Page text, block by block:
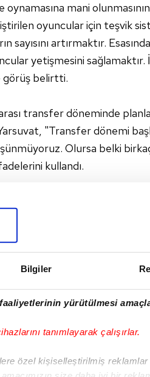
Bilgiler
yürütülmesi
tanımlayarak çalışırlar.
özel kişiselleştirilmiş
mani
oyuncular için teşvik
artırmaktır.
yetişmesini sağlamaktır.
görüş belirtti.
transfer döneminde
"Transfer dönemi
Olursa belki
kullandı.
temsilcileri, son bölümde
Sonraki
Türk